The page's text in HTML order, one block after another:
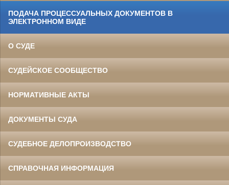
ПОДАЧА ПРОЦЕССУАЛЬНЫХ ДОКУМЕНТОВ В
ЭЛЕКТРОННОМ ВИДЕ
О СУДЕ
СУДЕЙСКОЕ СООБЩЕСТВО
НОРМАТИВНЫЕ АКТЫ
ДОКУМЕНТЫ СУДА
СУДЕБНОЕ ДЕЛОПРОИЗВОДСТВО
СПРАВОЧНАЯ ИНФОРМАЦИЯ